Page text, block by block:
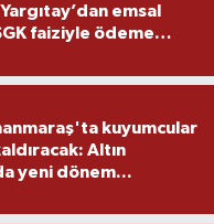
emsal
faiziyle ödeme
kuyumcular
Altın
yeni dönem...